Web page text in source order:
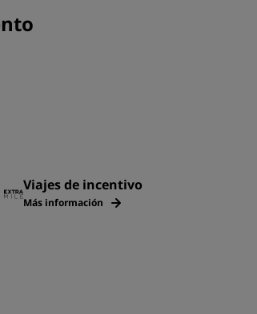
Viajes de incentivo
Más información